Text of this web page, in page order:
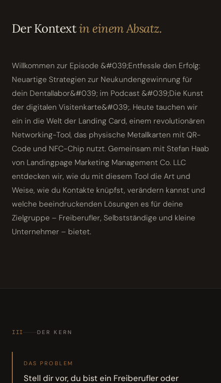
Der Kontextin einem Absatz.
Willkommen zur Episode &#039;Entfessle den Erfolg:
Neuartige Strategien zur Neukundengewinnung für
dein Dentallabor&#039; im Podcast &#039;Die Kunst
der digitalen Visitenkarte&#039;. Heute tauchen wir
ein in die Welt der Landing Card, einem revolutionären
Networking-Tool, das physische Metallkarten mit QR-
Code und NFC-Chip nutzt. Gemeinsam mit Stefan Haab
von Landingpage Marketing Management Co. LLC
entdecken wir, wie du mit diesem Tool die Art und
Weise, wie du Kontakte knüpfst, verändern kannst und
welche beeindruckenden Lösungen es für deine
Zielgruppe – Freiberufler, Selbstständige und kleine
Unternehmer – bietet.
III DER KERN
DAS PROBLEM
Stell dir vor, du bist ein Freiberufler oder